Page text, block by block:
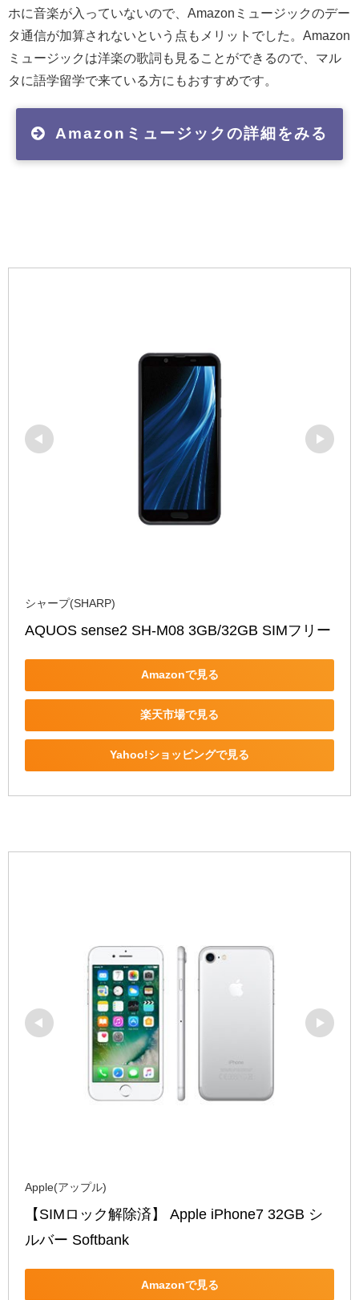
ホに音楽が入っていないので、Amazonミュージックのデー
タ通信が加算されないという点もメリットでした。Amazon
ミュージックは洋楽の歌詞も見ることができるので、マル
タに語学留学で来ている方にもおすすめです。
Amazonミュージックの詳細をみる
シャープ(SHARP)
AQUOS sense2 SH-M08 3GB/32GB SIMフリー
Amazonで見る
楽天市場で見る
Yahoo!ショッピングで見る
Apple(アップル)
【SIMロック解除済】 Apple iPhone7 32GB シ
ルバー Softbank
Amazonで見る